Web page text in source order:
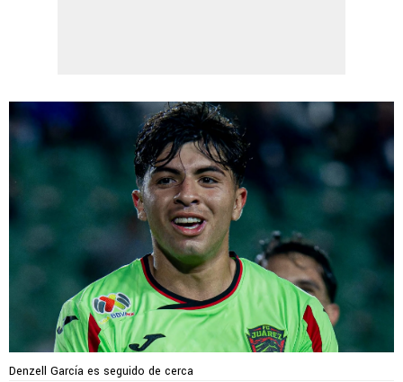
Denzell García es seguido de cerca